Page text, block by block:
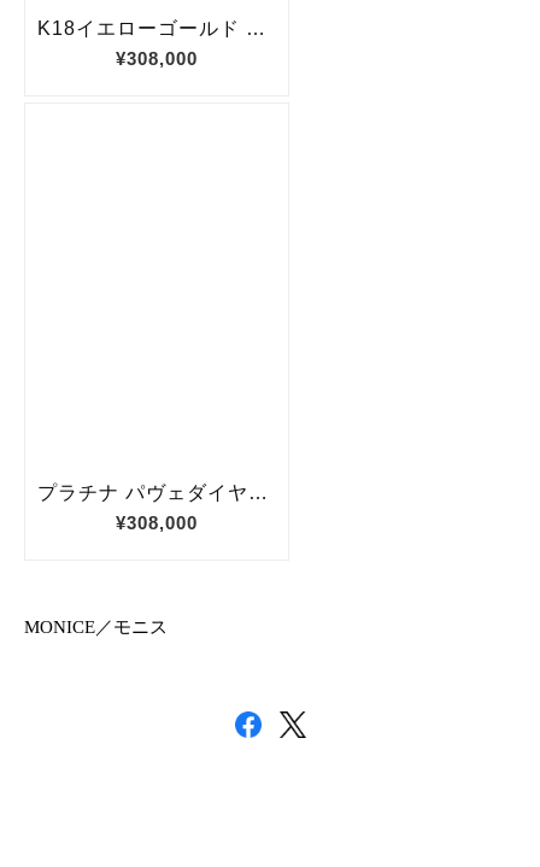
MONICE／モニス